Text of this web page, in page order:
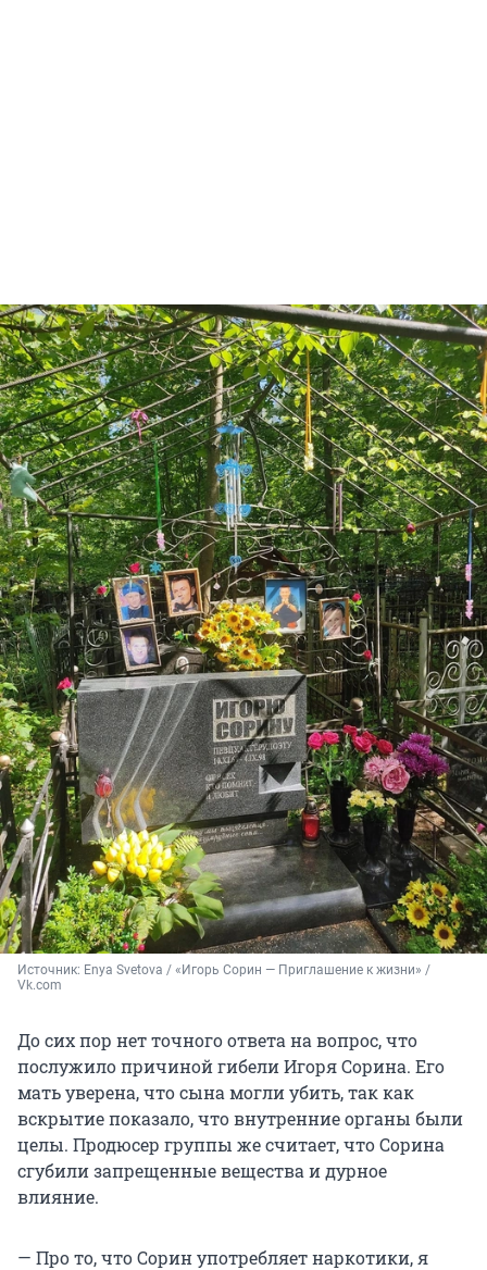
Источник: Enya Svetova / «Игорь Сорин — Приглашение к жизни» /
Vk.com
До сих пор нет точного ответа на вопрос, что
послужило причиной гибели Игоря Сорина. Его
мать уверена, что сына могли убить, так как
вскрытие показало, что внутренние органы были
целы. Продюсер группы же считает, что Сорина
сгубили запрещенные вещества и дурное
влияние.
— Про то, что Сорин употребляет наркотики, я